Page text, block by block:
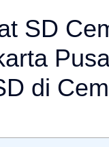
SD
di